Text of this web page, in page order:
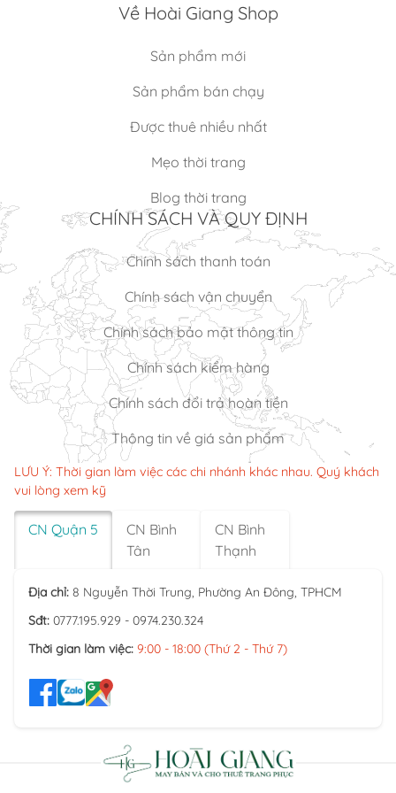
Về Hoài Giang Shop
Sản phẩm mới
Sản phẩm bán chạy
Được thuê nhiều nhất
Mẹo thời trang
Blog thời trang
CHÍNH SÁCH VÀ QUY ĐỊNH
Chính sách thanh toán
Chính sách vận chuyển
Chính sách bảo mật thông tin
Chính sách kiểm hàng
Chính sách đổi trả hoàn tiền
Thông tin về giá sản phẩm
LƯU Ý: Thời gian làm việc các chi nhánh khác nhau. Quý khách
vui lòng xem kỹ
CN Quận 5
CN Bình
Tân
CN Bình
Thạnh
Địa chỉ: 8 Nguyễn Thời Trung, Phường An Đông, TPHCM
Sđt: 0777.195.929 - 0974.230.324
Thời gian làm việc: 9:00 - 18:00 (Thứ 2 - Thứ 7)